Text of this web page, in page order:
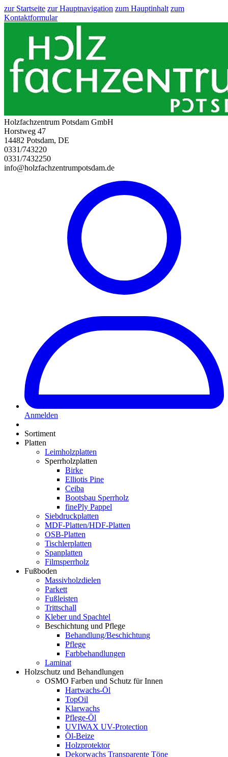
zur Startseite zur Hauptnavigation zum Hauptinhalt zum
Kontaktformular
Holzfachzentrum Potsdam GmbH
Horstweg 47
14482 Potsdam, DE
0331/743220
0331/7432250
info@holzfachzentrumpotsdam.de
Anmelden
Sortiment
Platten
Leimholzplatten
Sperrholzplatten
Birke
Elliotis Pine
Ceiba
Bootsbau Sperrholz
finePly Pappel
Siebdruckplatten
MDF-Platten/HDF-Platten
OSB-Platten
Tischlerplatten
Spanplatten
Filmsperrholz
Fußboden
Massivholzdielen
Parkett
Fußleisten
Trittschall
Kleber und Spachtel
Beschichtung und Pflege
Behandlung/Beschichtung
Pflege
Farbbehandlungen
Laminat
Holzschutz und Behandlungen
OSMO Farben und Schutz für Innen
Hartwachs-Öl
TopOil
Klarwachs
Pflege-Öl
UVIWAX UV-Protection
Öl-Beize
Holzprotektor
Dekorwachs Transparente Töne